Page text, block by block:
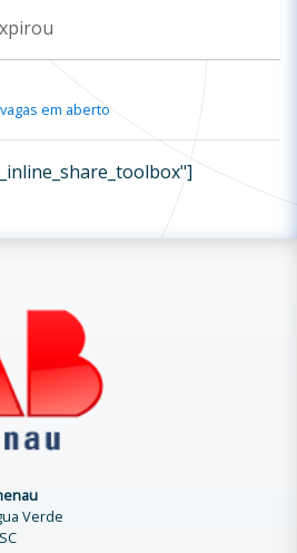
em aberto
Verde